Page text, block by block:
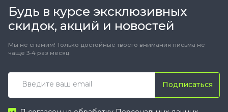
Будь в курсе эксклюзивных
скидок, акций и новостей
Мы не спамим! Только достойные твоего внимания письма не
чаще 3-4 раз месяц.
Подписаться